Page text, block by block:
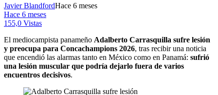
Javier BlandfordHace 6 meses
Hace 6 meses
155,0 Vistas
El mediocampista panameño Adalberto Carrasquilla sufre lesión
y preocupa para Concachampions 2026, tras recibir una noticia
que encendió las alarmas tanto en México como en Panamá: sufrió
una lesión muscular que podría dejarlo fuera de varios
encuentros decisivos.